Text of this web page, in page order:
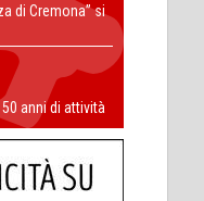
di Cremona” si
anni di attività